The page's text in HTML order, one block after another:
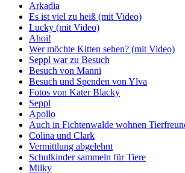
Arkadia
Es ist viel zu heiß (mit Video)
Lucky (mit Video)
Ahoi!
Wer möchte Kitten sehen? (mit Video)
Seppl war zu Besuch
Besuch von Manni
Besuch und Spenden von Ylva
Fotos von Kater Blacky
Seppl
Apollo
Auch in Fichtenwalde wohnen
Colina und Clark
Vermittlung abgelehnt
Schulkinder sammeln für Tiere
Milky